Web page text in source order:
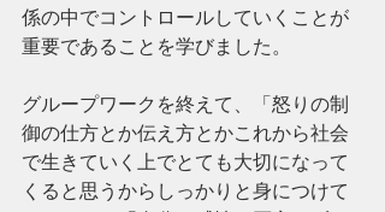
係の中でコントロールしていくことが
重要であることを学びました。
グループワークを終えて、「怒りの制
御の仕方とか伝え方とかこれから社会
で生きていく上でとても大切になって
くると思うからしっかりと身につけて